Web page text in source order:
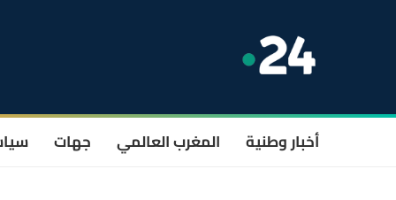
أخبار وطنية المغرب العالمي جهات